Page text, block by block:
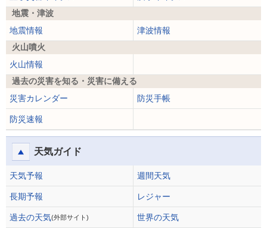
地震・津波
地震情報
津波情報
火山噴火
火山情報
過去の災害を知る・災害に備える
災害カレンダー
防災手帳
防災速報
天気ガイド
天気予報 週間天気
長期予報 レジャー
過去の天気(外部サイト)
世界の天気